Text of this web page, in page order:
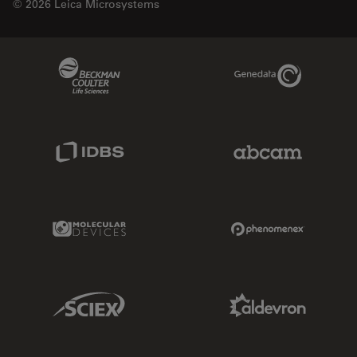
© 2026 Leica Microsystems
Genedata Link
Molecular Devices Link
Sciex Link